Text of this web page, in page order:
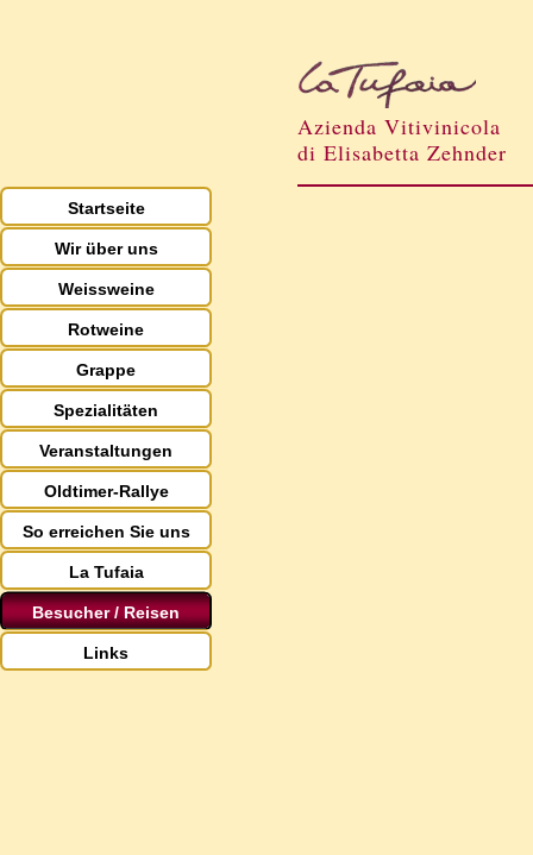
Azienda Vitivinicola
di Elisabetta Zehnder
Startseite
Wir über uns
Weissweine
Rotweine
Grappe
Spezialitäten
Veranstaltungen
Oldtimer-Rallye
So erreichen Sie uns
La Tufaia
Besucher / Reisen
Links